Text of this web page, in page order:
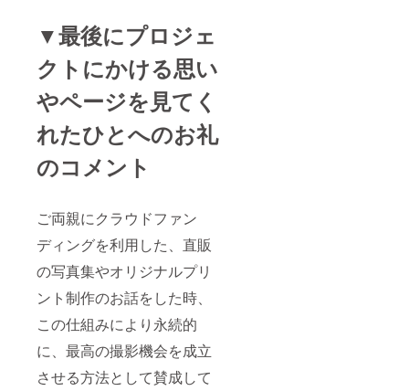
▼最後にプロジェ
クトにかける思い
やページを見てく
れたひとへのお礼
のコメント
ご両親にクラウドファン
ディングを利用した、直販
の写真集やオリジナルプリ
ント制作のお話をした時、
この仕組みにより永続的
に、最高の撮影機会を成立
させる方法として賛成して